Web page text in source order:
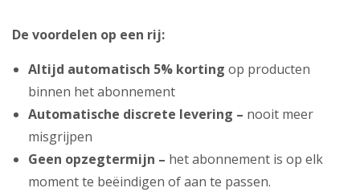
De voordelen op een rij:
Altijd automatisch 5% korting op producten
binnen het abonnement
Automatische discrete levering – nooit meer
misgrijpen
Geen opzegtermijn – het abonnement is op elk
moment te beëindigen of aan te passen.